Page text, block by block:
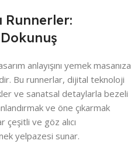
Runnerler:
anlayışını yemek masanıza
Bu runnerlar, dijital teknoloji
ve sanatsal detaylarla bezeli
ve öne çıkarmak
çeşitli ve göz alıcı
yelpazesi sunar.